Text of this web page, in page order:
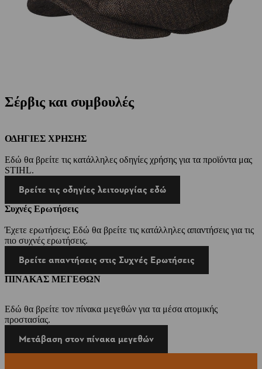
Σέρβις και συμβουλές
ΟΔΗΓΙΕΣ ΧΡΗΣΗΣ
Εδώ θα βρείτε τις κατάλληλες οδηγίες χρήσης για τα προϊόντα μας
STIHL.
Βρείτε τις οδηγίες λειτουργίας εδώ
Συχνές Ερωτήσεις
Έχετε ερωτήσεις; Εδώ θα βρείτε τις κατάλληλες απαντήσεις για τις
πιο συχνές ερωτήσεις.
Βρείτε απαντήσεις στις Συχνές Ερωτήσεις
ΠΙΝΑΚΑΣ ΜΕΓΕΘΩΝ
Εδώ θα βρείτε τον πίνακα μεγεθών για τα μέσα ατομικής
προστασίας.
Μετάβαση στον πίνακα μεγεθών